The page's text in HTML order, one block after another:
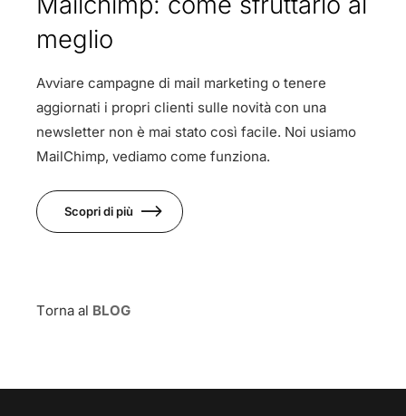
meglio
Avviare campagne di mail marketing o tenere
aggiornati i propri clienti sulle novità con una
newsletter non è mai stato così facile. Noi usiamo
MailChimp, vediamo come funziona.
Scopri di più
Torna al BLOG